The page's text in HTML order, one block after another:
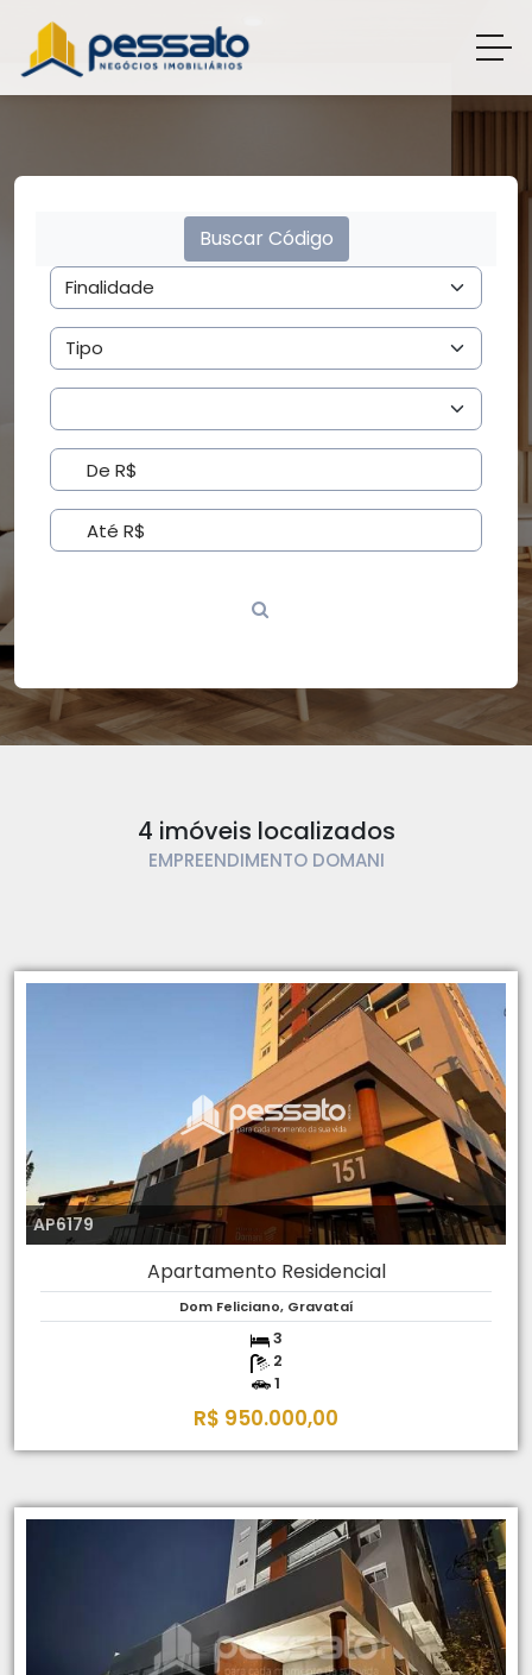
Buscar Código
4 imóveis localizados
EMPREENDIMENTO DOMANI
AP6179
Apartamento Residencial
Dom Feliciano, Gravataí
3
2
1
R$ 950.000,00